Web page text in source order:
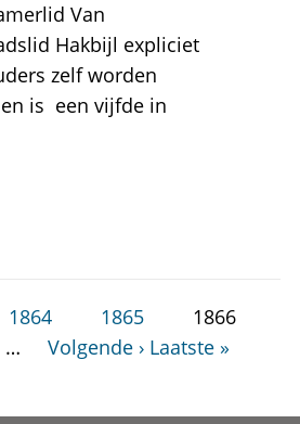
Van
Hakbijl expliciet
zelf worden
is een vijfde in
1864 1865
1866
… Volgende › Laatste »